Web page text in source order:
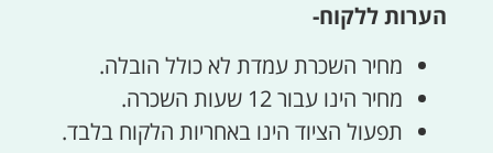
הערות ללקוח-
מחיר השכרת עמדת לא כולל הובלה.
מחיר הינו עבור 12 שעות השכרה.
תפעול הציוד הינו באחריות הלקוח בלבד.